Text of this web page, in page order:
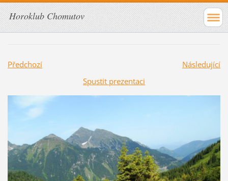
Horoklub Chomutov
Předchozí
Následující
Spustit prezentaci